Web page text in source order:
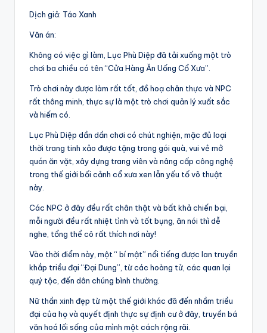
Dịch giả: Táo Xanh
Văn án:
Không có việc gì làm, Lục Phù Diệp đã tải xuống một trò
chơi ba chiều có tên “Cửa Hàng Ăn Uống Cổ Xưa”.
Trò chơi này được làm rất tốt, đồ hoạ chân thực và NPC
rất thông minh, thực sự là một trò chơi quản lý xuất sắc
và hiếm có.
Lục Phù Diệp dần dần chơi có chút nghiện, mặc đủ loại
thời trang tinh xảo được tặng trong gói quà, vui vẻ mở
quán ăn vặt, xây dựng trang viên và nâng cấp công nghệ
trong thế giới bối cảnh cổ xưa xen lẫn yếu tố võ thuật
này.
Các NPC ở đây đều rất chân thật và bất khả chiến bại,
mỗi người đều rất nhiệt tình và tốt bụng, ăn nói thì dễ
nghe, tổng thể cô rất thích nơi này!
Vào thời điểm này, một “ bí mật” nổi tiếng được lan truyền
khắp triều đại “Đại Dung”, từ các hoàng tử, các quan lại
quý tộc, đến dân chúng bình thường.
Nữ thần xinh đẹp từ một thế giới khác đã đến nhầm triều
đại của họ và quyết định thực sự định cư ở đây, truyền bá
văn hoá lối sống của mình một cách rộng rãi.